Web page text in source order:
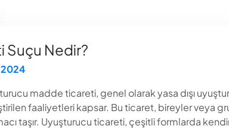
Suçu Nedir?
2024
madde ticareti, genel olarak yasa dışı
faaliyetleri kapsar. Bu ticaret, bireyler veya
taşır. Uyuşturucu ticareti, çeşitli formlarda